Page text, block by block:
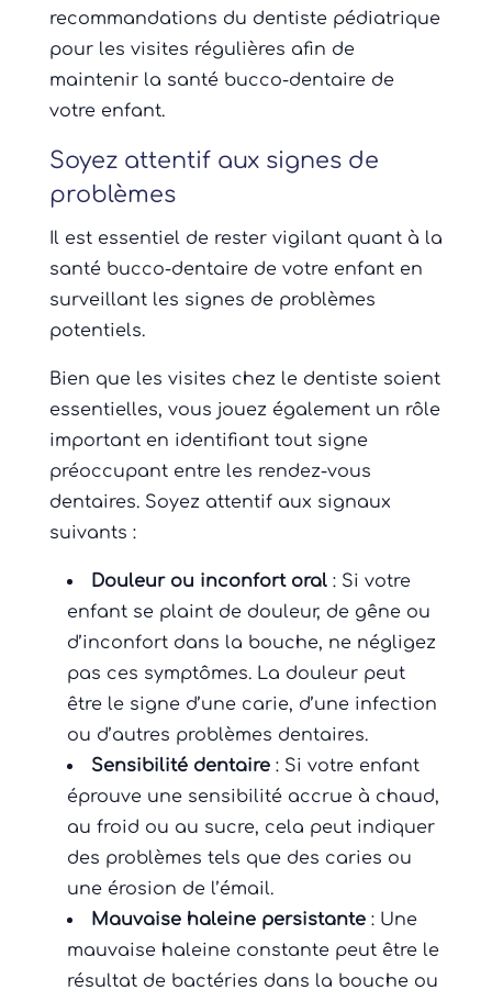
recommandations du dentiste pédiatrique
pour les visites régulières afin de
maintenir la santé bucco-dentaire de
votre enfant.
Soyez attentif aux signes de
problèmes
Il est essentiel de rester vigilant quant à la
santé bucco-dentaire de votre enfant en
surveillant les signes de problèmes
potentiels.
Bien que les visites chez le dentiste soient
essentielles, vous jouez également un rôle
important en identifiant tout signe
préoccupant entre les rendez-vous
dentaires. Soyez attentif aux signaux
suivants :
Douleur ou inconfort oral: Si votre
enfant se plaint de douleur, de gêne ou
d’inconfort dans la bouche, ne négligez
pas ces symptômes. La douleur peut
être le signe d’une carie, d’une infection
ou d’autres problèmes dentaires.
Sensibilité dentaire: Si votre enfant
éprouve une sensibilité accrue à chaud,
au froid ou au sucre, cela peut indiquer
des problèmes tels que des caries ou
une érosion de l’émail.
Mauvaise haleine persistante: Une
mauvaise haleine constante peut être le
résultat de bactéries dans la bouche ou